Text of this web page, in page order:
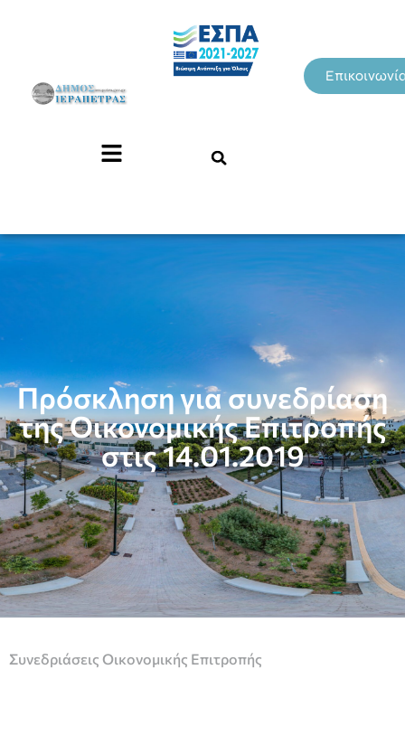
Πρόσκληση για συνεδρίαση
της Οικονομικής Επιτροπής
στις 14.01.2019
Συνεδριάσεις Οικονομικής Επιτροπής